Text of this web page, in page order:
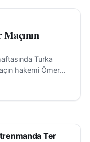
Turka
hakemi Ömer
Sivas’ta
Ter